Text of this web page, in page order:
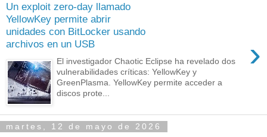
Un exploit zero-day llamado
YellowKey permite abrir
unidades con BitLocker usando
archivos en un USB
›
El investigador Chaotic Eclipse ha revelado dos
vulnerabilidades críticas: YellowKey y
GreenPlasma. YellowKey permite acceder a
discos prote...
martes, 12 de mayo de 2026